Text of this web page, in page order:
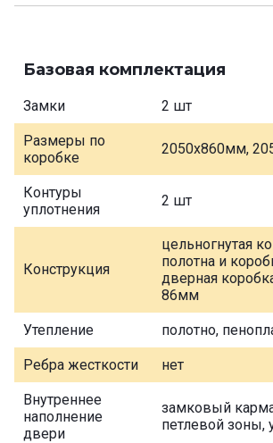
Базовая комплектация
Замки 2 шт
Размеры по
коробке
2050х860мм,
Контуры
уплотнения
2 шт
Конструкция
цельногнутая
полотна и
дверная
86мм
Утепление полотно,
Ребра жесткости нет
Внутреннее
наполнение
двери
замковый
петлевой зоны,